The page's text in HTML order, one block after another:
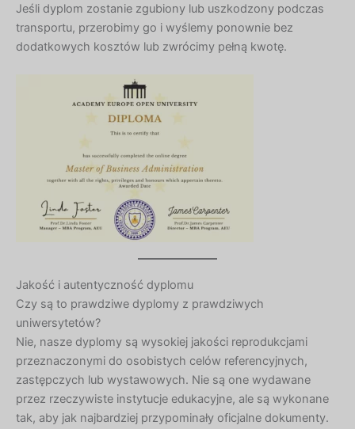
Jeśli dyplom zostanie zgubiony lub uszkodzony podczas
transportu, przerobimy go i wyślemy ponownie bez
dodatkowych kosztów lub zwrócimy pełną kwotę.
Jakość i autentyczność dyplomu
Czy są to prawdziwe dyplomy z prawdziwych
uniwersytetów?
Nie, nasze dyplomy są wysokiej jakości reprodukcjami
przeznaczonymi do osobistych celów referencyjnych,
zastępczych lub wystawowych. Nie są one wydawane
przez rzeczywiste instytucje edukacyjne, ale są wykonane
tak, aby jak najbardziej przypominały oficjalne dokumenty.